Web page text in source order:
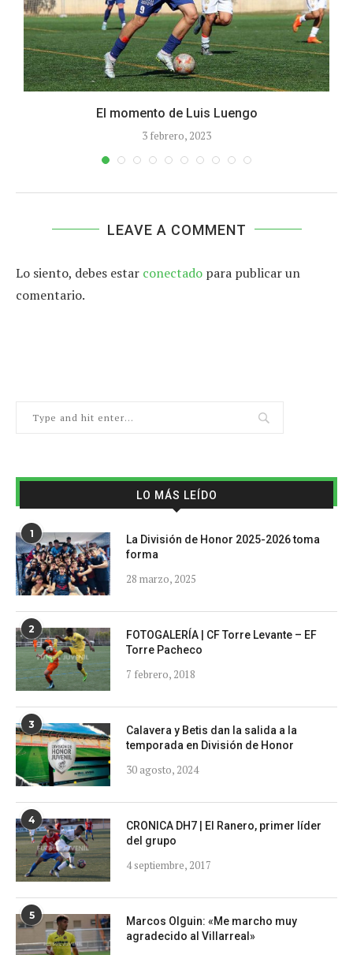
El momento de Luis Luengo
3 febrero, 2023
LEAVE A COMMENT
Lo siento, debes estar conectado para publicar un
comentario.
LO MÁS LEÍDO
1
La División de Honor 2025-2026 toma
forma
28 marzo, 2025
2
FOTOGALERÍA | CF Torre Levante – EF
Torre Pacheco
7 febrero, 2018
3
Calavera y Betis dan la salida a la
temporada en División de Honor
30 agosto, 2024
4
CRONICA DH7 | El Ranero, primer líder
del grupo
4 septiembre, 2017
5
Marcos Olguin: «Me marcho muy
agradecido al Villarreal»